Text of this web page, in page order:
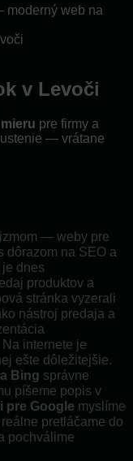
v Levoči
pre firmy a
— vrátane
— weby pre
dôrazom na SEO a
dnes
produktov a
stránka vyzerali
nástroj predaja a
internete je
ešte dôležitejšie.
Bing správne
píšeme popis v
pre Google myslíme
pretláčame do
pochválime